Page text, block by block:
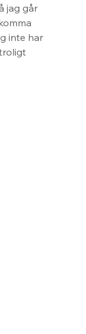
jag går
inte har